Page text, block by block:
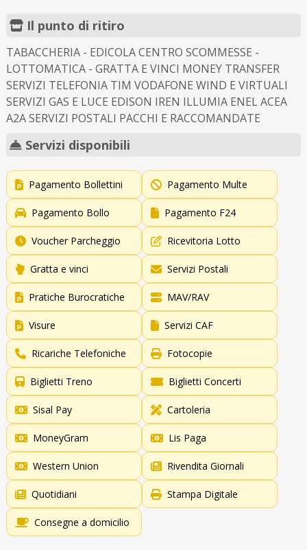
Il punto di ritiro
TABACCHERIA - EDICOLA CENTRO SCOMMESSE -
LOTTOMATICA - GRATTA E VINCI MONEY TRANSFER
SERVIZI TELEFONIA TIM VODAFONE WIND E VIRTUALI
SERVIZI GAS E LUCE EDISON IREN ILLUMIA ENEL ACEA
A2A SERVIZI POSTALI PACCHI E RACCOMANDATE
Servizi disponibili
Pagamento Bollettini Pagamento Multe
Pagamento Bollo Pagamento F24
Voucher Parcheggio Ricevitoria Lotto
Gratta e vinci Servizi Postali
Pratiche Burocratiche MAV/RAV
Visure Servizi CAF
Ricariche Telefoniche Fotocopie
Biglietti Treno Biglietti Concerti
Sisal Pay Cartoleria
MoneyGram Lis Paga
Western Union Rivendita Giornali
Quotidiani Stampa Digitale
Consegne a domicilio